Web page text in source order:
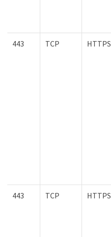
443 TCP HTTPS
443 TCP HTTPS